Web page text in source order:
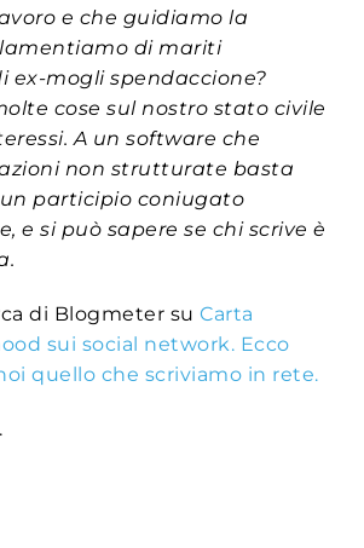
e che guidiamo la
di mariti
ex-mogli spendaccione?
cose sul nostro stato civile
A un software che
non strutturate basta
participio coniugato
e si può sapere se chi scrive è
di Blogmeter suCarta
sui social network. Ecco
quello che scriviamo in rete.